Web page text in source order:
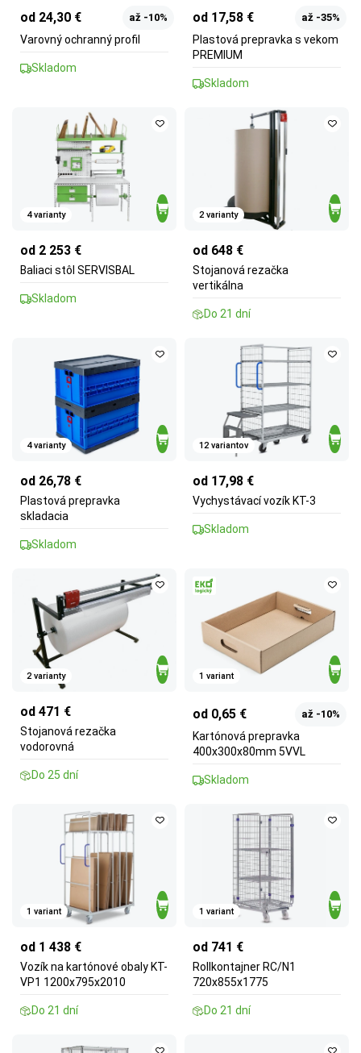
od 24,30 € až -10%
Varovný ochranný profil
Skladom
od 17,58 € až -35%
Plastová prepravka s vekom
PREMIUM
Skladom
4 varianty
od 2 253 €
Baliaci stôl SERVISBAL
Skladom
2 varianty
od 648 €
Stojanová rezačka
vertikálna
Do 21 dní
4 varianty
od 26,78 €
Plastová prepravka
skladacia
Skladom
12 variantov
od 17,98 €
Vychystávací vozík KT-3
Skladom
2 varianty
od 471 €
Stojanová rezačka
vodorovná
Do 25 dní
1 variant
od 0,65 € až -10%
Kartónová prepravka
400x300x80mm 5VVL
Skladom
1 variant
od 1 438 €
Vozík na kartónové obaly KT-
VP1 1200x795x2010
Do 21 dní
1 variant
od 741 €
Rollkontajner RC/N1
720x855x1775
Do 21 dní